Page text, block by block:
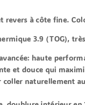
revers à côte fine.
3.9 (TOG),
haute
et douce qui
naturellement